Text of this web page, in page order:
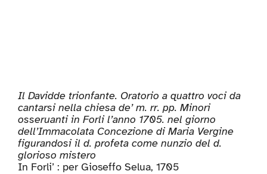
Il Davidde trionfante. Oratorio a quattro voci da
cantarsi nella chiesa de’ m. rr. pp. Minori
osseruanti in Forli l’anno 1705. nel giorno
dell’Immacolata Concezione di Maria Vergine
figurandosi il d. profeta come nunzio del d.
glorioso mistero
In Forli’ : per Gioseffo Selua, 1705